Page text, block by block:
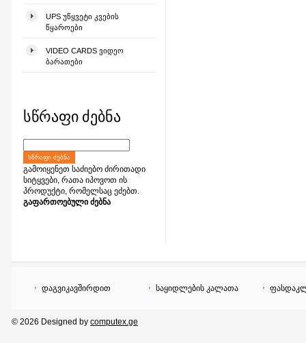
UPS ᲣᲬᲧᲕᲔᲢᲘ ᲙᲕᲔᲑᲘᲡ
ᲬᲧᲐᲠᲝᲔᲑᲘ
VIDEO CARDS ᲕᲘᲓᲔᲝ
ᲑᲐᲠᲐᲗᲔᲑᲘ
სწრაფი ძებნა
ᲡᲬᲠᲐᲤᲘ ᲫᲔᲑᲜᲐ
გამოიყენეთ საძიებო ძირითადი
სიტყვები, რათა იპოვოთ ის
პროდუქტი, რომელსაც ეძებთ.
გაფართოებული ძებნა
დაგვიკავშირდით საყიდლების კალათა
© 2026 Designed by computex.ge